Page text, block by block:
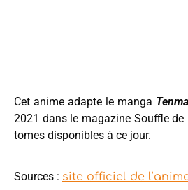
Cet anime adapte le manga
2021 dans le magazine Souffle de
tomes disponibles à ce jour.
Sources : site officiel de